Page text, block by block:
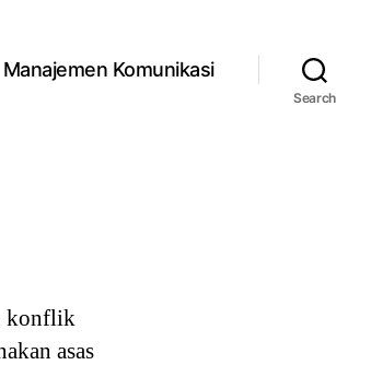
Manajemen Komunikasi
Search
konflik
asas